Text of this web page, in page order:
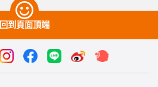
回到頁面頂端